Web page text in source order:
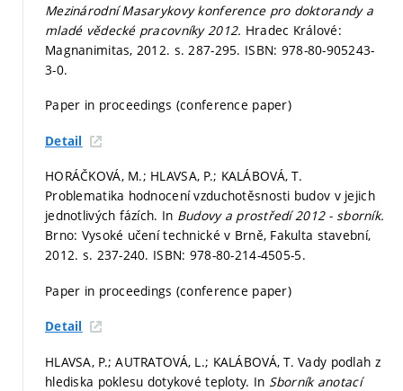
Mezinárodní Masarykovy konference pro doktorandy a
mladé vědecké pracovníky 2012. Hradec Králové:
Magnanimitas, 2012. s. 287-295. ISBN: 978-80-905243-
3-0.
Paper in proceedings (conference paper)
Detail
HORÁČKOVÁ, M.; HLAVSA, P.; KALÁBOVÁ, T.
Problematika hodnocení vzduchotěsnosti budov v jejich
jednotlivých fázích. In Budovy a prostředí 2012 - sborník.
Brno: Vysoké učení technické v Brně, Fakulta stavební,
2012. s. 237-240. ISBN: 978-80-214-4505-5.
Paper in proceedings (conference paper)
Detail
HLAVSA, P.; AUTRATOVÁ, L.; KALÁBOVÁ, T. Vady podlah z
hlediska poklesu dotykové teploty. In Sborník anotací